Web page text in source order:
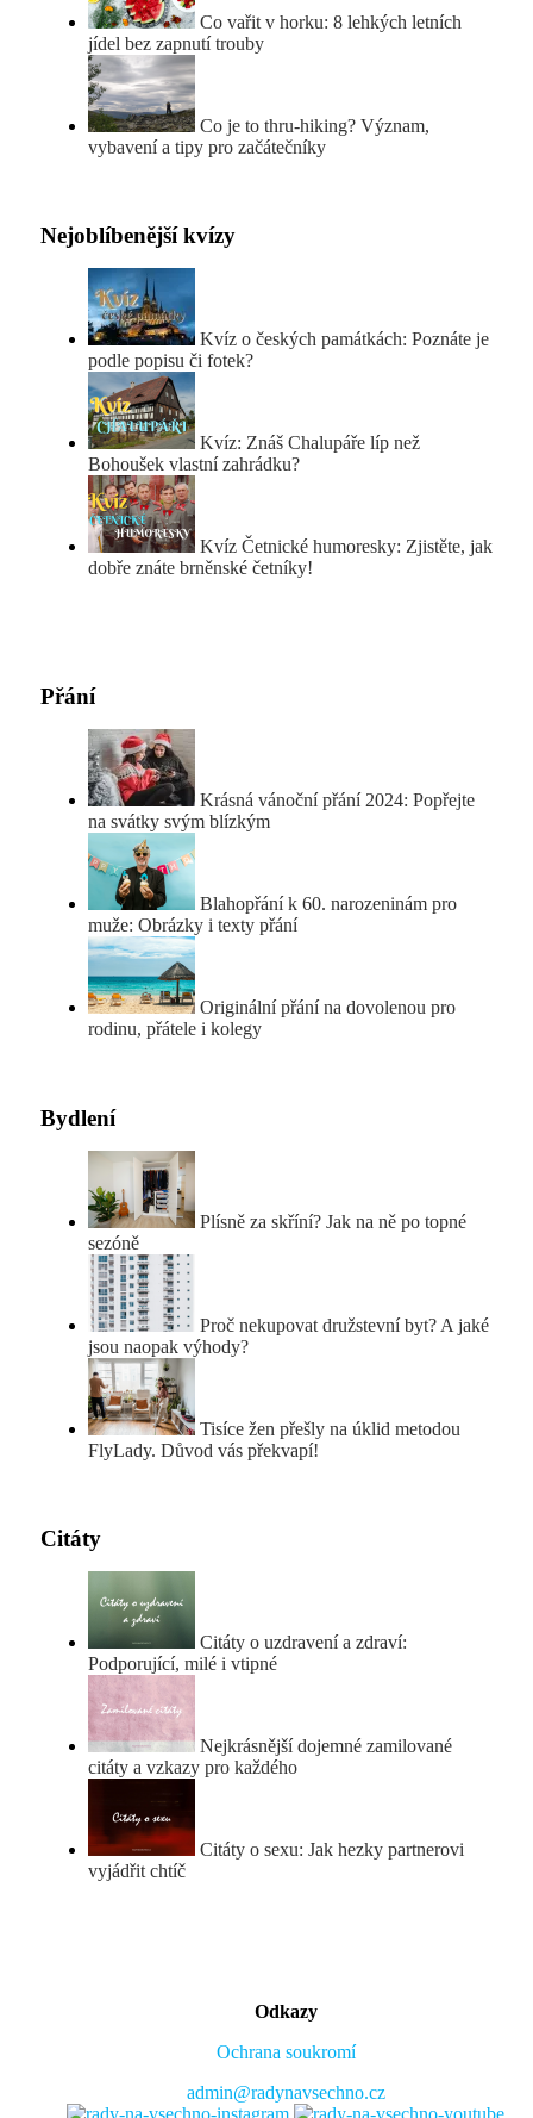
Co vařit v horku: 8 lehkých letních
jídel bez zapnutí trouby
Co je to thru-hiking? Význam,
vybavení a tipy pro začátečníky
Nejoblíbenější kvízy
Kvíz o českých památkách: Poznáte je
podle popisu či fotek?
Kvíz: Znáš Chalupáře líp než
Bohoušek vlastní zahrádku?
Kvíz Četnické humoresky: Zjistěte, jak
dobře znáte brněnské četníky!
Přání
Krásná vánoční přání 2024: Popřejte
na svátky svým blízkým
Blahopřání k 60. narozeninám pro
muže: Obrázky i texty přání
Originální přání na dovolenou pro
rodinu, přátele i kolegy
Bydlení
Plísně za skříní? Jak na ně po topné
sezóně
Proč nekupovat družstevní byt? A jaké
jsou naopak výhody?
Tisíce žen přešly na úklid metodou
FlyLady. Důvod vás překvapí!
Citáty
Citáty o uzdravení a zdraví:
Podporující, milé i vtipné
Nejkrásnější dojemné zamilované
citáty a vzkazy pro každého
Citáty o sexu: Jak hezky partnerovi
vyjádřit chtíč
Odkazy
Ochrana soukromí
admin@radynavsechno.cz